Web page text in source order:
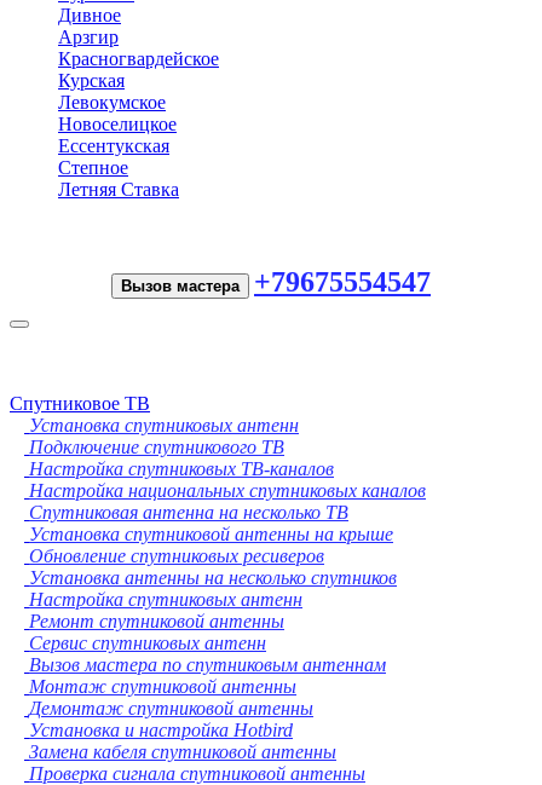
Дивное
Арзгир
Красногвардейское
Курская
Левокумское
Новоселицкое
Ессентукская
Степное
Летняя Ставка
Вызов мастера +79675554547
Toggle
Спутниковое ТВ
Установка спутниковых антенн
Подключение спутникового ТВ
Настройка спутниковых ТВ-каналов
Настройка национальных спутниковых каналов
Спутниковая антенна на несколько ТВ
Установка спутниковой антенны на крыше
Обновление спутниковых ресиверов
Установка антенны на несколько спутников
Настройка спутниковых антенн
Ремонт спутниковой антенны
Сервис спутниковых антенн
Вызов мастера по спутниковым антеннам
Монтаж спутниковой антенны
Демонтаж спутниковой антенны
Установка и настройка Hotbird
Замена кабеля спутниковой антенны
Проверка сигнала спутниковой антенны